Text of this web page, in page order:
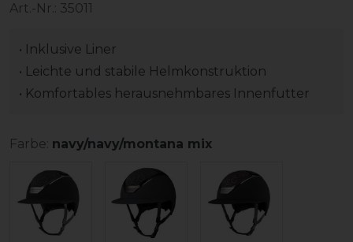
Art.-Nr.: 35011
• Inklusive Liner
• Leichte und stabile Helmkonstruktion
• Komfortables herausnehmbares Innenfutter
Farbe: navy/navy/montana mix